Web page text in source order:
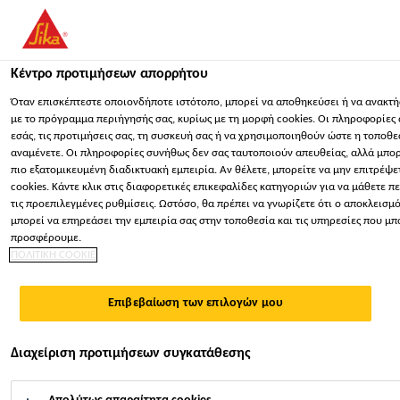
You are accessing "Sika Hellas ΑΒΕΕ", it seems you are
Πολιτείες". We have a dedicated website for your country.
ΣΕ ΠΑΡΑΜΕΊΝΕΤΕΕΠΙΛΈΞΤΕ ΧΏΡΑ
Sika Hellas ΑΒΕΕ
Sika
ViscoFlow®-700
ΥΨΗΛΗΣ ΑΠΟΔΟΣΗΣ ΥΠΕΡΡΕΥΣΤΟΠΟΙΗΤΗΣ
ΑΠΑΙΤΗΣΗ ΥΨΗΛΗΣ ΜΕΙΩΣΗΣ ΝΕΡΟΥ ΚΑΙ
ΠΑΡΑΤΕΤΑΜΕΝΗΣ ΔΙΑΤΗΡΗΣΗΣ
Κέντρο προτιμήσεων απορρήτου
Όταν επισκέπτεστε οποιονδήποτε ιστότοπο, μπορεί να αποθηκεύσει ή να
με το πρόγραμμα περιήγησής σας, κυρίως με τη μορφή cookies. Οι πληροφορίες
εσάς, τις προτιμήσεις σας, τη συσκευή σας ή να χρησιμοποιηθούν ώστε η
αναμένετε. Οι πληροφορίες συνήθως δεν σας ταυτοποιούν απευθείας, αλλά
πιο εξατομικευμένη διαδικτυακή εμπειρία. Αν θέλετε, μπορείτε να μην
cookies. Κάντε κλικ στις διαφορετικές επικεφαλίδες κατηγοριών για να μάθετε
τις προεπιλεγμένες ρυθμίσεις. Ωστόσο, θα πρέπει να γνωρίζετε ότι ο
μπορεί να επηρεάσει την εμπειρία σας στην τοποθεσία και τις υπηρεσίες που
προσφέρουμε.
ΠΟΛΙΤΙΚΗ COOKIE
Επιβεβαίωση των επιλογών μου
Διαχείριση προτιμήσεων συγκατάθεσης